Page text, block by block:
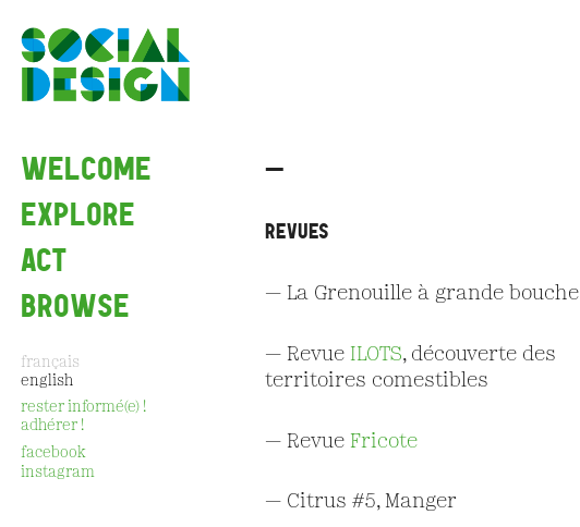
WELCOME
EXPLORE
ACT
BROWSE
français
english
rester informé(e) !
adhérer !
CONTACT
facebook
instagram
—
REVUES
— La Grenouille à grande bouche
— RevueILOTS, découverte des
territoires comestibles
— Revue Fricote
— Citrus #5, Manger